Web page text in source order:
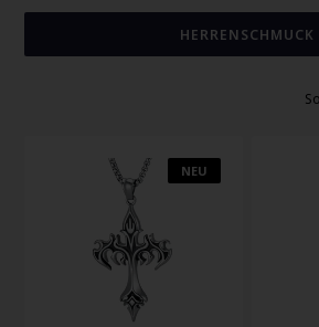
HERRENSCHMUCK
NEU